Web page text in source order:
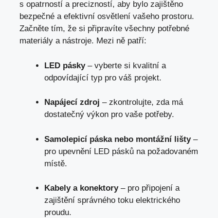
s opatrností a precizností, aby bylo zajištěno
bezpečné a efektivní osvětlení vašeho prostoru.
Začněte tím, že si připravíte všechny potřebné
materiály a nástroje. Mezi ně patří:
LED pásky– vyberte si kvalitní a
odpovídající typ pro váš projekt.
Napájecí zdroj – zkontrolujte, zda má
dostatečný výkon pro vaše potřeby.
Samolepicí páska nebo montážní lišty–
pro upevnění LED pásků na požadovaném
místě.
Kabely a konektory– pro připojení a
zajištění správného toku elektrického
proudu.